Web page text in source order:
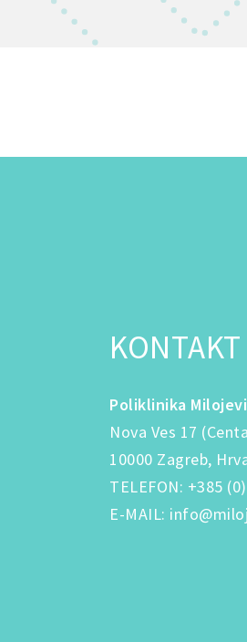
KONTAKT
Poliklinika
Nova Ves 17
10000 Zagreb,
TELEFON: +385
E-MAIL: